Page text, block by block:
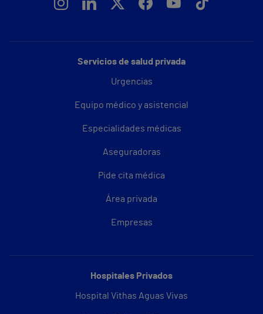
Servicios de salud privada
Urgencias
Equipo médico y asistencial
Especialidades médicas
Aseguradoras
Pide cita médica
Área privada
Empresas
Hospitales Privados
Hospital Vithas Aguas Vivas